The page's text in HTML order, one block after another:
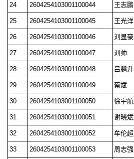
24 2604254103001100044 王志鹏
25 2604254103001100045 王光洋
26 2604254103001100046 刘显豪
27 2604254103001100047 刘帅
28 2604254103001100048 吕鹏升
29 2604254103001100049 蔡斌
30 2604254103001100050 徐宇航
31 2604254103001100051 谢晓斌
32 2604254103001100052 牟伦超
33 2604254103001100053 周志强